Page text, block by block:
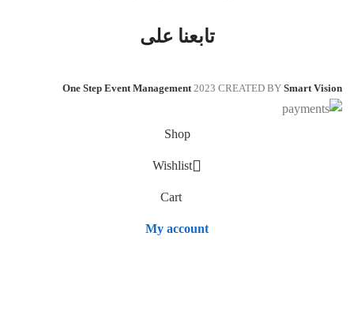
تابعنا على
One Step Event Management 2023 CREATED BY Smart Vision
Shop
Wishlist
Cart
My account